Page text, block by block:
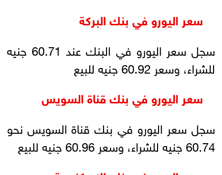
سعر اليورو في بنك البركة
سجل سعر اليورو في البنك عند 60.71 جنيه
للشراء، وسعر 60.92 جنيه للبيع
سعر اليورو في بنك قناة السويس
سجل سعر اليورو في بنك قناة السويس نحو
60.74 جنيه للشراء، وسعر 60.96 جنيه للبيع